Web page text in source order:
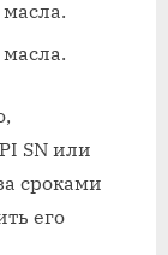
SN или
сроками
его